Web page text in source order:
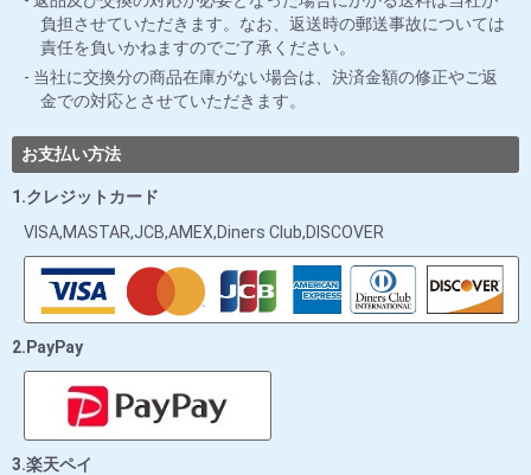
負担させていただきます。なお、返送時の郵送事故については
責任を負いかねますのでご了承ください。
当社に交換分の商品在庫がない場合は、決済金額の修正やご返
金での対応とさせていただきます。
お支払い方法
1.クレジットカード
VISA,MASTAR,JCB,AMEX,Diners Club,DISCOVER
2.PayPay
3.楽天ペイ